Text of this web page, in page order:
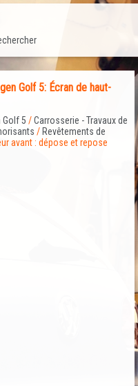
Golf 5: Écran de haut-
Golf 5 /Carrosserie - Travaux de
/ Revêtements de
avant : dépose et repose